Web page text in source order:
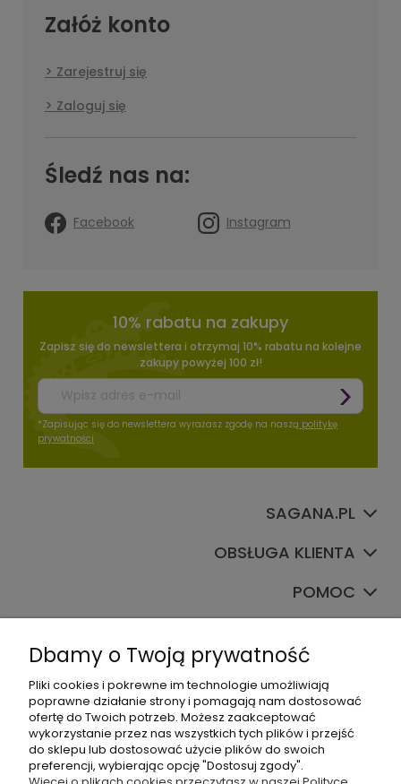
Załóż konto
Zarejestruj się
Zaloguj się
Śledź nas na:
Facebook Instagram
10% rabatu na zakupy
Zapisz się do newslettera i otrzymaj 10% rabatu na kolejne
zakupy powyżej 100 zł!
*Zapisując się do newslettera wyrażasz zgodę na naszą politykę
prywatności
SAGANA.PL
OBSŁUGA KLIENTA
POMOC
+48535745555
Dbamy o Twoją prywatność
Pliki cookies i pokrewne im technologie umożliwiają
poprawne działanie strony i pomagają nam dostosować
ofertę do Twoich potrzeb. Możesz zaakceptować
wykorzystanie przez nas wszystkich tych plików i przejść
do sklepu lub dostosować użycie plików do swoich
preferencji, wybierając opcję "Dostosuj zgody".